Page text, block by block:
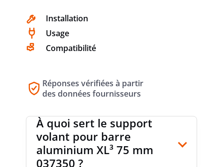
Installation
Usage
Compatibilité
Réponses vérifiées à partir
des données fournisseurs
À quoi sert le support
volant pour barre
aluminium XL³ 75 mm
037350 ?